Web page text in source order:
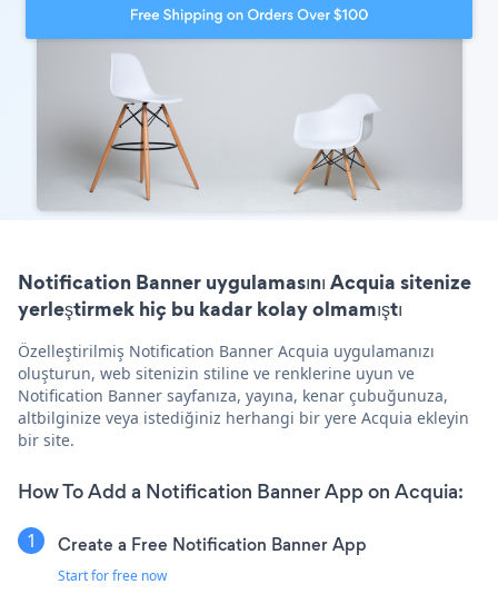
Notification Banner uygulamasını Acquia sitenize
yerleştirmek hiç bu kadar kolay olmamıştı
Özelleştirilmiş Notification Banner Acquia uygulamanızı
oluşturun, web sitenizin stiline ve renklerine uyun ve
Notification Banner sayfanıza, yayına, kenar çubuğunuza,
altbilginize veya istediğiniz herhangi bir yere Acquia ekleyin
bir site.
How To Add a Notification Banner App on Acquia:
Create a Free Notification Banner App
Start for free now